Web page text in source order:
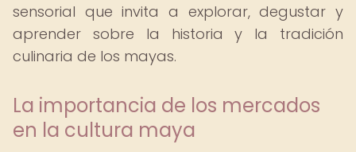
sensorial que invita a explorar, degustar y
aprender sobre la historia y la tradición
culinaria de los mayas.
La importancia de los mercados
en la cultura maya